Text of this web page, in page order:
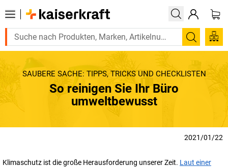
Suchen
SAUBERE SACHE: TIPPS, TRICKS UND CHECKLISTEN
So reinigen Sie Ihr Büro
umweltbewusst
2021/01/22
Klimaschutz ist die große Herausforderung unserer Zeit. Laut einer